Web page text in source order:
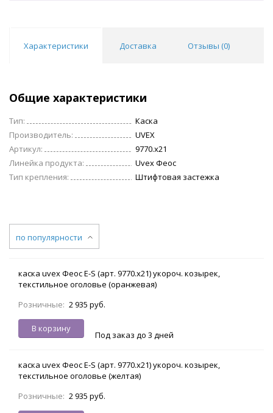
Характеристики Доставка Отзывы (0)
Общие характеристики
Тип:
Каска
Производитель:
UVEX
Артикул:
9770.x21
Линейка продукта:
Uvex Феос
Тип крепления:
Штифтовая застежка
по популярности
каска uvex Феос E-S (арт. 9770.х21) укороч. козырек,
текстильное оголовье (оранжевая)
Розничные: 2 935 руб.
В корзину
Под заказ до 3 дней
каска uvex Феос E-S (арт. 9770.х21) укороч. козырек,
текстильное оголовье (желтая)
Розничные: 2 935 руб.